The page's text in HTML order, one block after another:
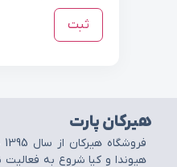
هیرکان پارت
هيوندا و کيا شروع به